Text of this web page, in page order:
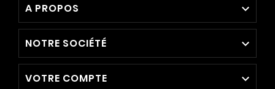
A PROPOS 
NOTRE SOCIÉTÉ 
VOTRE COMPTE 